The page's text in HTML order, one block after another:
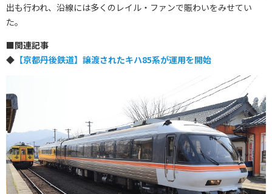
出も行われ、沿線には多くのレイル・ファンで賑わいをみせてい
た。
■関連記事
◆ 【京都丹後鉄道】譲渡されたキハ85系が運用を開始